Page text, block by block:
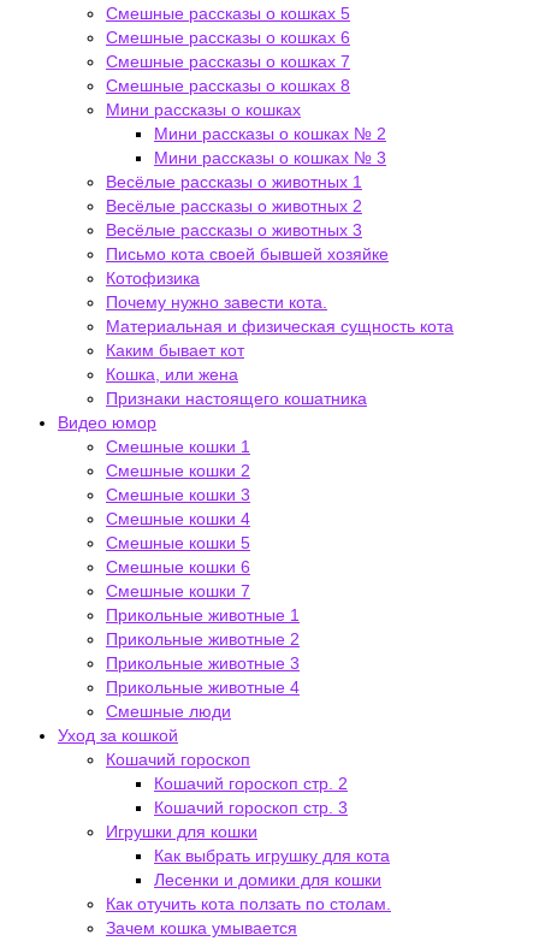
Смешные рассказы о кошках 5
Смешные рассказы о кошках 6
Смешные рассказы о кошках 7
Смешные рассказы о кошках 8
Мини рассказы о кошках
Мини рассказы о кошках № 2
Мини рассказы о кошках № 3
Весёлые рассказы о животных 1
Весёлые рассказы о животных 2
Весёлые рассказы о животных 3
Письмо кота своей бывшей хозяйке
Котофизика
Почему нужно завести кота.
Материальная и физическая сущность кота
Каким бывает кот
Кошка, или жена
Признаки настоящего кошатника
Видео юмор
Смешные кошки 1
Смешные кошки 2
Смешные кошки 3
Смешные кошки 4
Смешные кошки 5
Смешные кошки 6
Смешные кошки 7
Прикольные животные 1
Прикольные животные 2
Прикольные животные 3
Прикольные животные 4
Смешные люди
Уход за кошкой
Кошачий гороскоп
Кошачий гороскоп стр. 2
Кошачий гороскоп стр. 3
Игрушки для кошки
Как выбрать игрушку для кота
Лесенки и домики для кошки
Как отучить кота ползать по столам.
Зачем кошка умывается